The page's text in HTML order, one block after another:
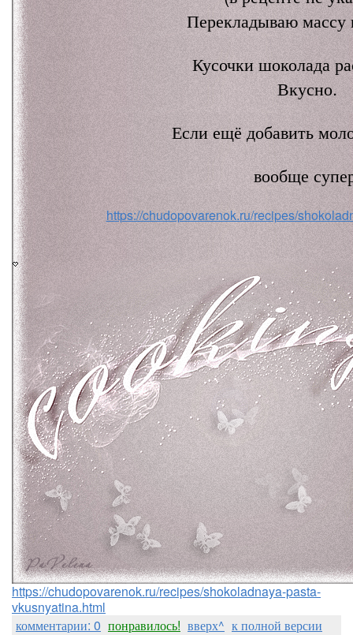
Перекладываю массу
Кусочки шоколада
Вкусно.
Если ещё добавить
вообще
https://chudopovarenok.ru/recipes/
https://chudopovarenok.ru/recipes/shokoladnaya-pasta-
vkusnyatina.html
комментарии: 0 понравилось! вверх^ к полной версии